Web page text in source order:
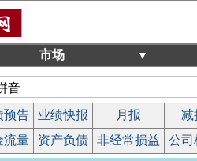
市场 ▼
预告 业绩快报 月报
减
流量 资产负债 非经常损益 公司